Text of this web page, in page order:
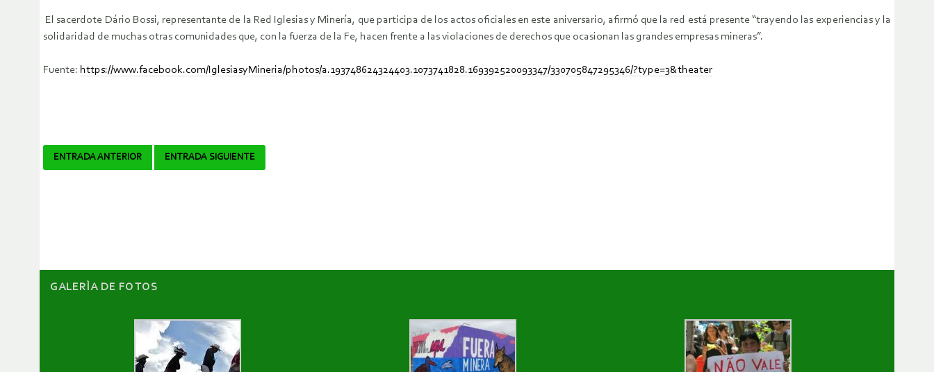
El sacerdote Dário Bossi, representante de la Red Iglesias y Minería, que participa de los actos oficiales en este aniversario, afirmó que la red está presente “trayendo las experiencias y la
solidaridad de muchas otras comunidades que, con la fuerza de la Fe, hacen frente a las violaciones de derechos que ocasionan las grandes empresas mineras”.
Fuente: https://www.facebook.com/IglesiasyMineria/photos/a.193748624324403.1073741828.169392520093347/330705847295346/?type=3&theater
Navegador
ENTRADA ANTERIOR ENTRADA SIGUIENTE
GALERÌA DE FOTOS